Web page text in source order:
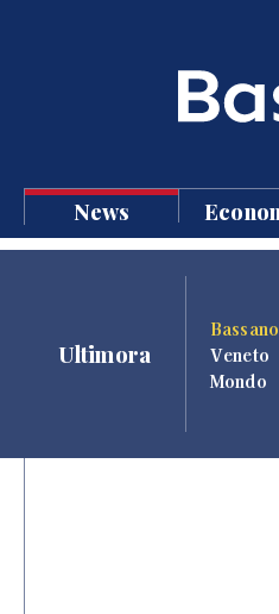
News
Ultimora
Bassano
Veneto
Mondo